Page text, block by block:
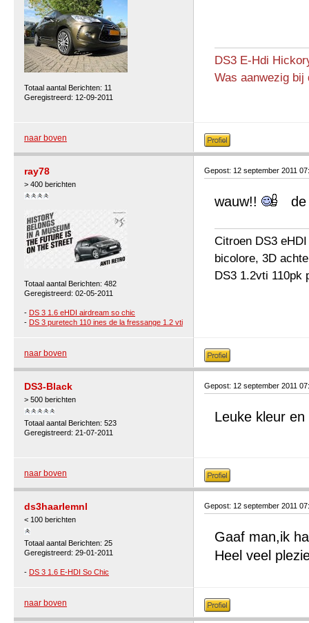
Totaal aantal Berichten: 11
Geregistreerd: 12-09-2011
DS3 E-Hdi
Was aanwezig bij
naar boven
ray78
> 400 berichten
Totaal aantal Berichten: 482
Geregistreerd: 02-05-2011
- DS 3 1.6 eHDI airdream so chic
- DS 3 puretech 110 ines de la fressange 1.2 vti
Gepost: 12 september 2011
wauw!! de
Citroen DS3
bicolore, 3D
DS3 1.2vti 110pk
naar boven
DS3-Black
> 500 berichten
Totaal aantal Berichten: 523
Geregistreerd: 21-07-2011
Gepost: 12 september 2011
Leuke kleur en
naar boven
ds3haarlemnl
< 100 berichten
Totaal aantal Berichten: 25
Geregistreerd: 29-01-2011
- DS 3 1.6 E-HDI So Chic
Gepost: 12 september 2011
Gaaf man,ik
Heel veel
naar boven